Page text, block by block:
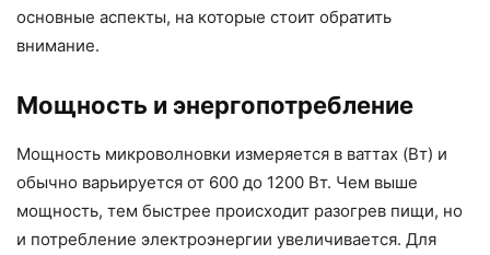
основные аспекты, на которые стоит обратить
внимание.
Мощность и энергопотребление
Мощность микроволновки измеряется в ваттах (Вт) и
обычно варьируется от 600 до 1200 Вт. Чем выше
мощность, тем быстрее происходит разогрев пищи, но
и потребление электроэнергии увеличивается. Для